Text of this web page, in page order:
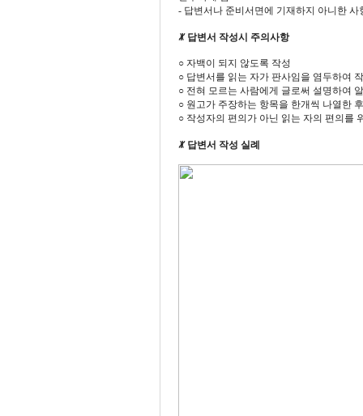
- 답변서나 준비서면에 기재하지 아니한
ꏚ 답변서 작성시 주의사항
○ 자백이 되지 않도록 작성
○ 답변서를 읽는 자가 판사임을 염두하여
○ 전혀 모르는 사람에게 글로써 설명하여
○ 원고가 주장하는 항목을 한개씩 나열한
○ 작성자의 편의가 아닌 읽는 자의 편의를
ꏚ 답변서 작성 실례